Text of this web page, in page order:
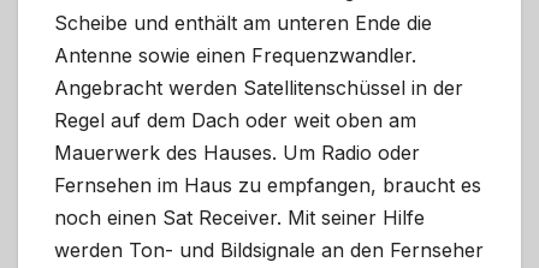
Scheibe und enthält am unteren Ende die
Antenne sowie einen Frequenzwandler.
Angebracht werden Satellitenschüssel in der
Regel auf dem Dach oder weit oben am
Mauerwerk des Hauses. Um Radio oder
Fernsehen im Haus zu empfangen, braucht es
noch einen Sat Receiver. Mit seiner Hilfe
werden Ton- und Bildsignale an den Fernseher